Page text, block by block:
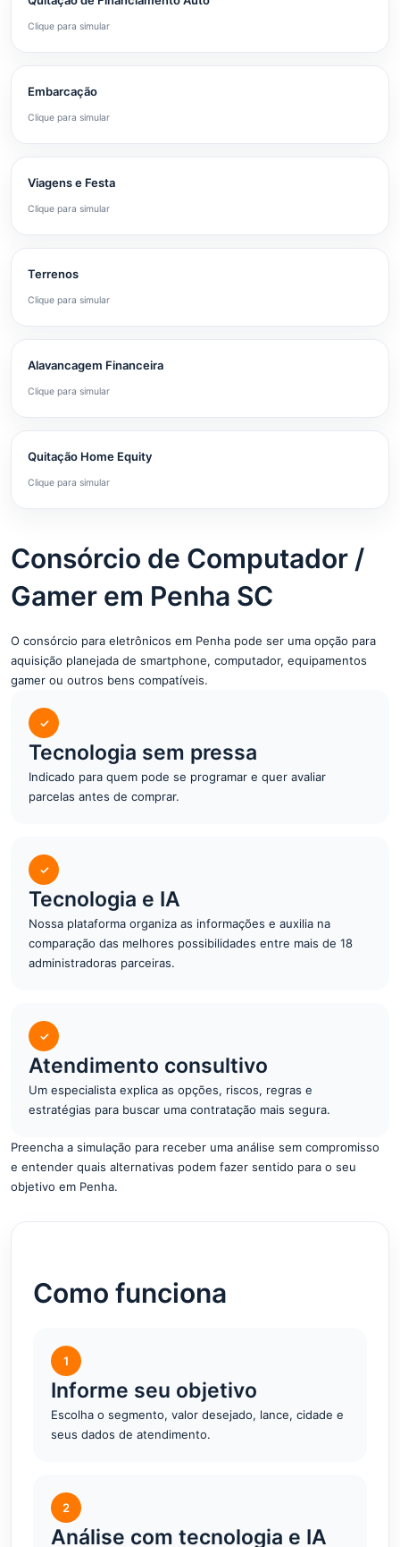
Clique para simular
Embarcação
Clique para simular
Viagens e Festa
Clique para simular
Terrenos
Clique para simular
Alavancagem Financeira
Clique para simular
Quitação Home Equity
Clique para simular
Consórcio de Computador /
Gamer em Penha SC
O consórcio para eletrônicos em Penha pode ser uma opção para
aquisição planejada de smartphone, computador, equipamentos
gamer ou outros bens compatíveis.
✓
Tecnologia sem pressa
Indicado para quem pode se programar e quer avaliar
parcelas antes de comprar.
✓
Tecnologia e IA
Nossa plataforma organiza as informações e auxilia na
comparação das melhores possibilidades entre mais de 18
administradoras parceiras.
✓
Atendimento consultivo
Um especialista explica as opções, riscos, regras e
estratégias para buscar uma contratação mais segura.
Preencha a simulação para receber uma análise sem compromisso
e entender quais alternativas podem fazer sentido para o seu
objetivo em Penha.
Como funciona
1
Informe seu objetivo
Escolha o segmento, valor desejado, lance, cidade e
seus dados de atendimento.
2
Análise com tecnologia e IA